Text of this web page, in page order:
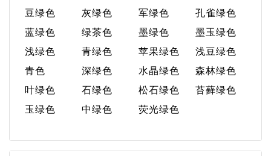
豆绿色
灰绿色 军绿色
孔雀绿色
蓝绿色
绿茶色 墨绿色
墨玉绿色
浅绿色
青绿色 苹果绿色
浅豆绿色
青色
深绿色 水晶绿色
森林绿色
叶绿色
石绿色 松石绿色
苔藓绿色
玉绿色
中绿色 荧光绿色